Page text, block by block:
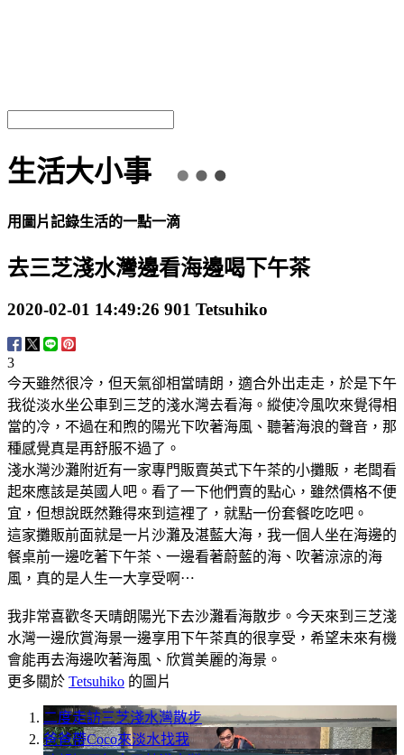
生活大小事
用圖片記錄生活的一點一滴
去三芝淺水灣邊看海邊喝下午茶
2020-02-01 14:49:26 901 Tetsuhiko
3
今天雖然很冷，但天氣卻相當晴朗，適合外出走走，於是下午
我從淡水坐公車到三芝的淺水灣去看海。縱使冷風吹來覺得相
當的冷，不過在和煦的陽光下吹著海風、聽著海浪的聲音，那
種感覺真是再舒服不過了。
淺水灣沙灘附近有一家專門販賣英式下午茶的小攤販，老闆看
起來應該是英國人吧。看了一下他們賣的點心，雖然價格不便
宜，但想說既然難得來到這裡了，就點一份套餐吃吃吧。
這家攤販前面就是一片沙灘及湛藍大海，我一個人坐在海邊的
餐桌前一邊吃著下午茶、一邊看著蔚藍的海、吹著涼涼的海
風，真的是人生一大享受啊⋯
我非常喜歡冬天晴朗陽光下去沙灘看海散步。今天來到三芝淺
水灣一邊欣賞海景一邊享用下午茶真的很享受，希望未來有機
會能再去海邊吹著海風、欣賞美麗的海景。
更多關於 Tetsuhiko 的圖片
二度走訪三芝淺水灣散步
爸爸帶Coco來淡水找我